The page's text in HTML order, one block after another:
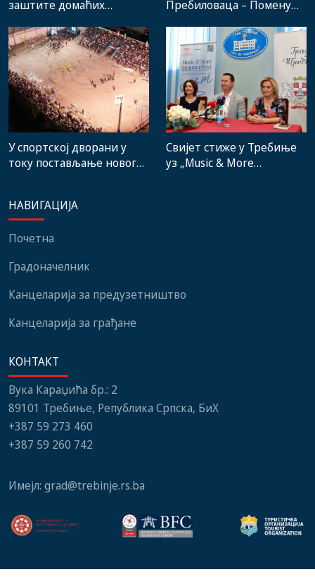
заштите домаћих
градске пијаце
Пребиловаца – Помену
представници
институција, локалних
заједница и грађани
У спортској дворани у
току постављање новог
нови мобилијар
Свијет стиже у Требиње
уз „Music & More
НАВИГАЦИЈА
Почетна
Градоначелник
Канцеларија за предузетништво
Канцеларија за грађане
КОНТАКТ
Вука Караџића бр.: 2
89101 Требиње, Република Српска, БиХ
+387 59 273 460
+387 59 260 742
Имејл: grad@trebinje.rs.ba